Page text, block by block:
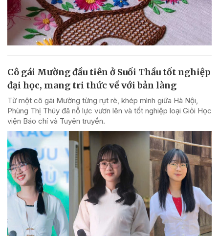
Cô gái Mường đầu tiên ở Suối Thầu tốt nghiệp
đại học, mang tri thức về với bản làng
Từ một cô gái Mường từng rụt rè, khép mình giữa Hà Nội,
Phùng Thị Thúy đã nỗ lực vươn lên và tốt nghiệp loại Giỏi Học
viện Báo chí và Tuyên truyền.